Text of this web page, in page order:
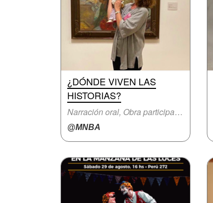
¿DÓNDE VIVEN LAS
HISTORIAS?
Narración oral, Obra participativa
@MNBA